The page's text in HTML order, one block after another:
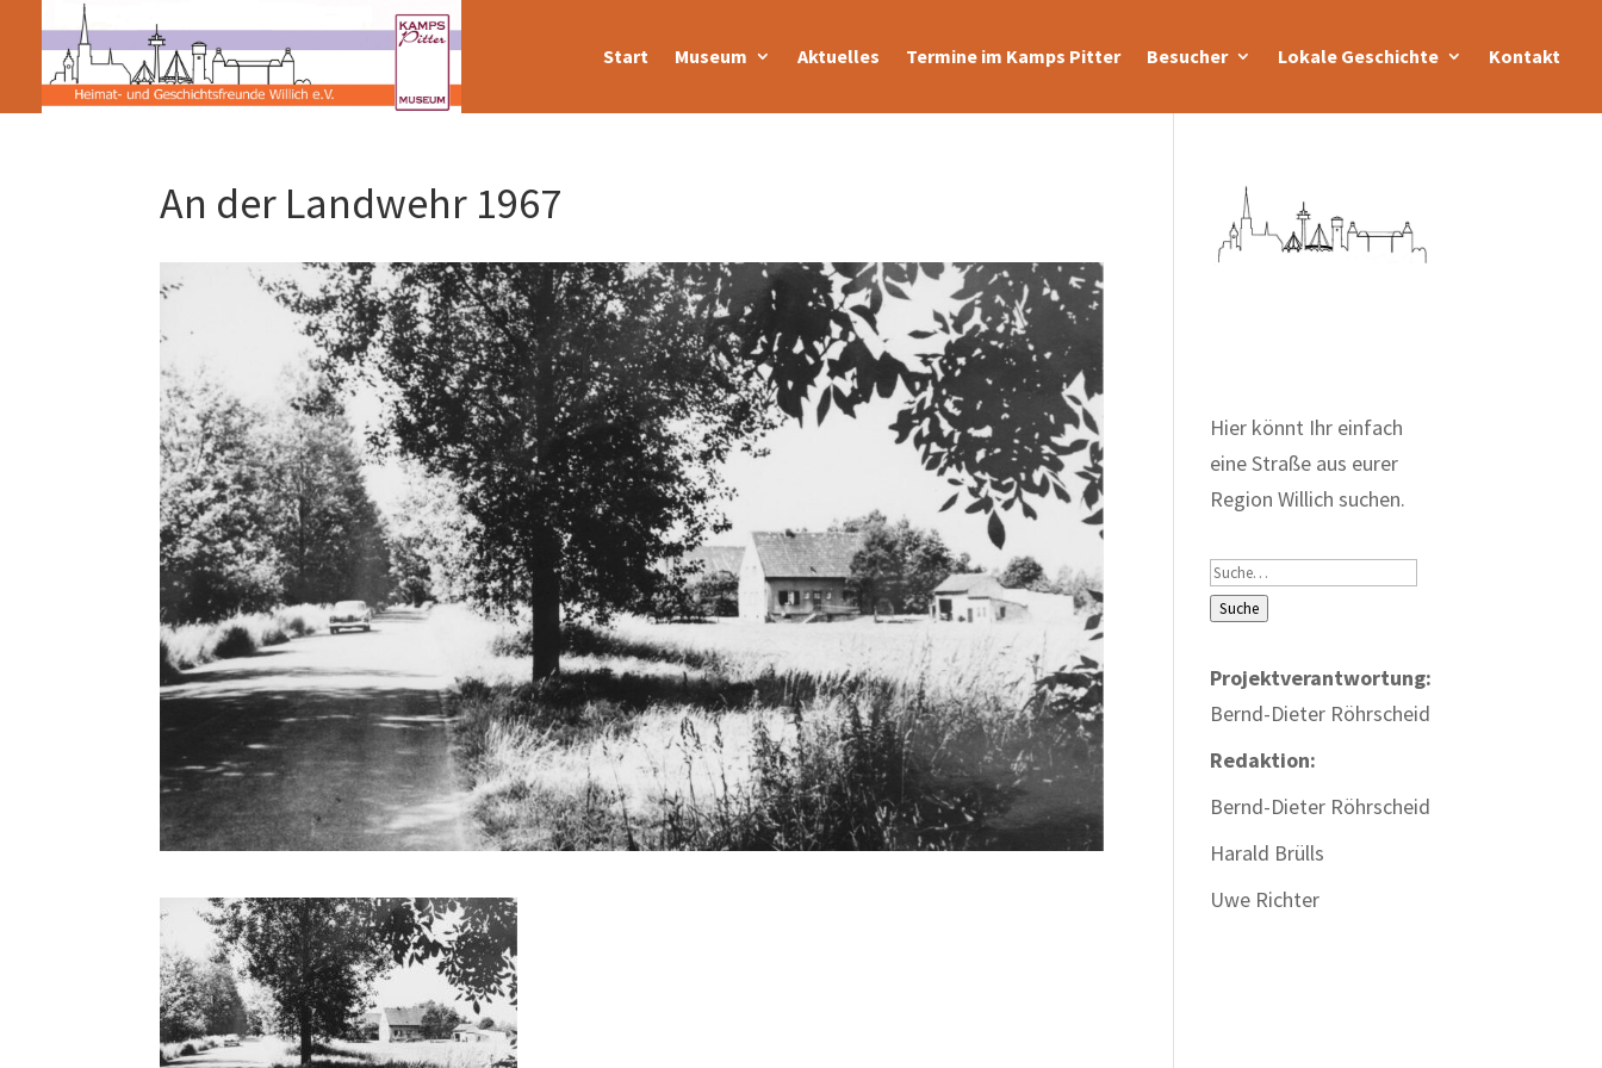
Start Museum Aktuelles Termine im Kamps Pitter Besucher Lokale Geschichte Kontakt
An der Landwehr 1967
Hier könnt Ihr einfach
eine Straße aus eurer
Region Willich suchen.
Suche
Suche
Projektverantwortung:
Bernd-Dieter Röhrscheid
Redaktion:
Bernd-Dieter Röhrscheid
Harald Brülls
Uwe Richter